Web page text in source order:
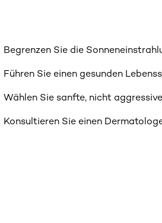
Begrenzen Sie die
Führen Sie einen gesunden
Wählen Sie sanfte, nicht
Konsultieren Sie einen